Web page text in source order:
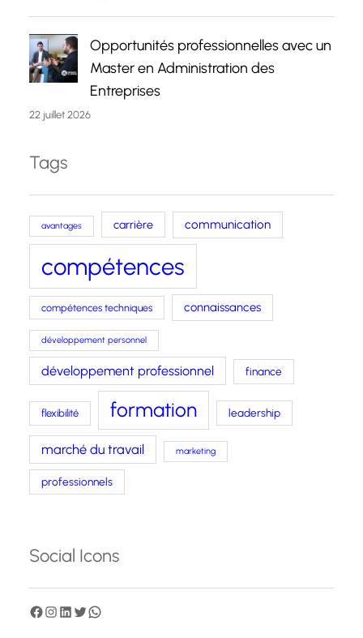
Opportunités professionnelles avec un
Master en Administration des
Entreprises
22 juillet 2026
Tags
avantages carrière communication
compétences
compétences techniques connaissances
développement personnel
développement professionnel finance
flexibilité formation leadership
marché du travail marketing
professionnels
Social Icons
F I
L T W